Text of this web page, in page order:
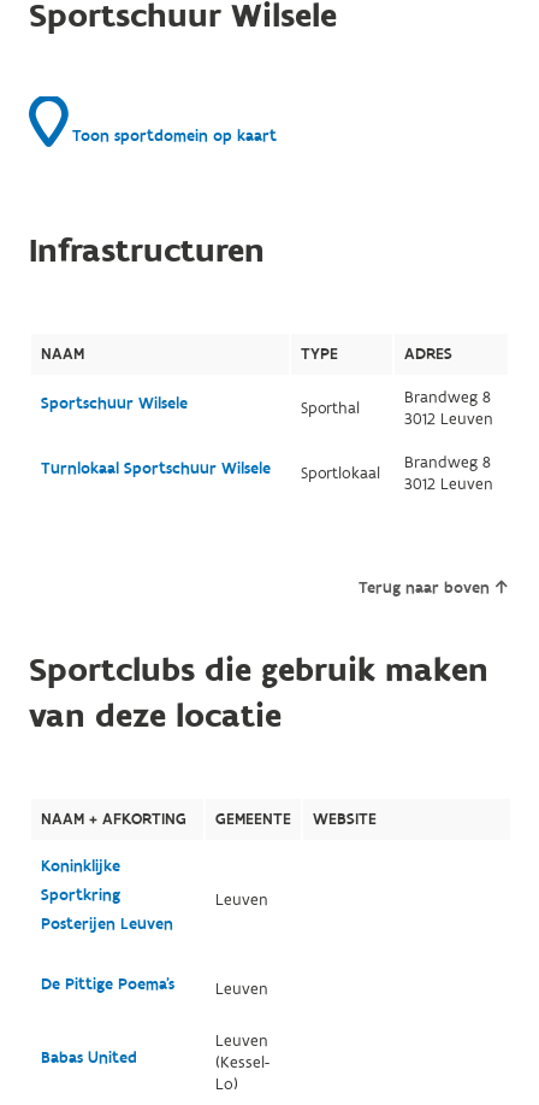
Sportschuur Wilsele
Toon sportdomein op kaart
Infrastructuren
NAAM TYPE ADRES
Sportschuur Wilsele Sporthal
Brandweg 8
3012 Leuven
Turnlokaal Sportschuur Wilsele Sportlokaal
Brandweg 8
3012 Leuven
Terug naar boven
Sportclubs die gebruik maken
van deze locatie
NAAM + AFKORTING GEMEENTE WEBSITE
Koninklijke
Sportkring
Posterijen Leuven
Leuven
De Pittige Poema's Leuven
Babas United
Leuven
(Kessel-
Lo)